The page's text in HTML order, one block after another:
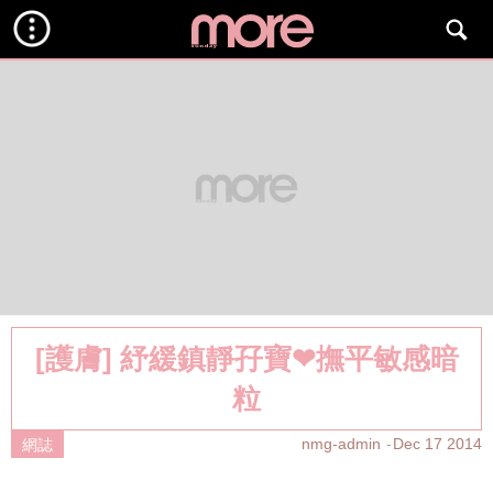
[護膚] 紓緩鎮靜孖寶❤撫平敏感暗
粒
網誌 nmg-admin Dec 17 2014